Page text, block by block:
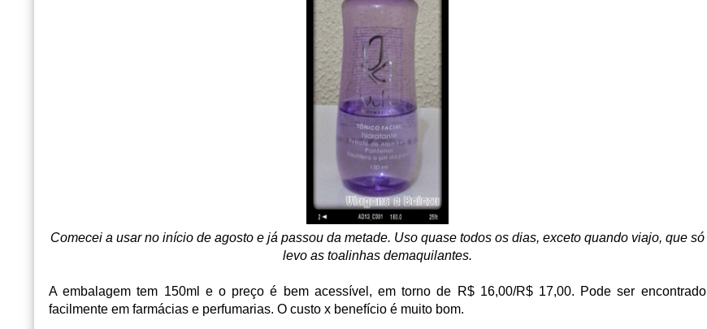
Comecei a usar no início de agosto e já passou da metade. Uso quase todos os dias, exceto quando viajo, que só
levo as toalinhas demaquilantes.
A embalagem tem 150ml e o preço é bem acessível, em torno de R$ 16,00/R$ 17,00. Pode ser encontrado
facilmente em farmácias e perfumarias. O custo x benefício é muito bom.